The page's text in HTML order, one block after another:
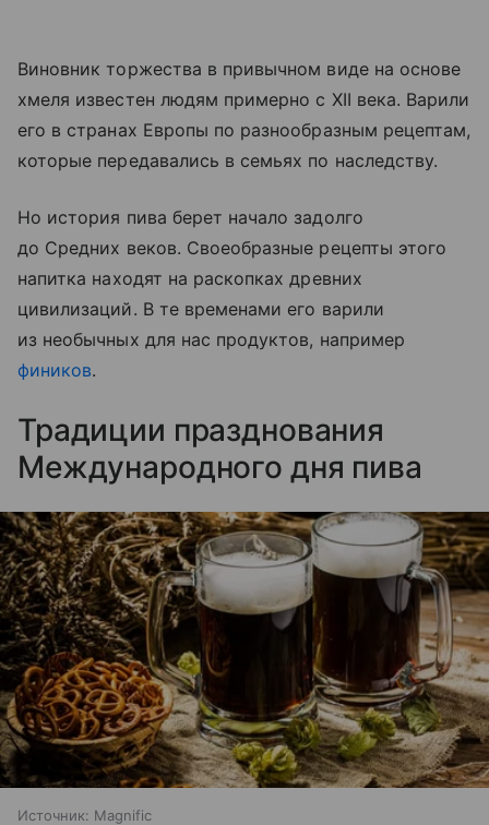
Виновник торжества в привычном виде на основе
хмеля известен людям примерно с XII века. Варили
его в странах Европы по разнообразным рецептам,
которые передавались в семьях по наследству.
Но история пива берет начало задолго
до Средних веков. Своеобразные рецепты этого
напитка находят на раскопках древних
цивилизаций. В те временами его варили
из необычных для нас продуктов, например
фиников.
Традиции празднования
Международного дня пива
Источник: Magnific